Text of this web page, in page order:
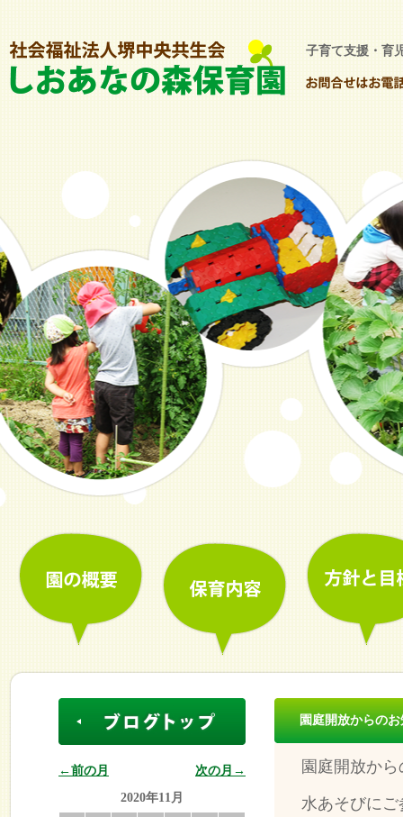
子育て支援・育
←前の月
次の月→
2020年11月
園庭開放からの
園庭開放か
水あそびに